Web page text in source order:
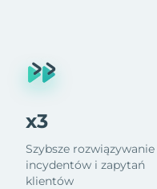
x3
Szybsze rozwiązywanie
incydentów i zapytań
klientów